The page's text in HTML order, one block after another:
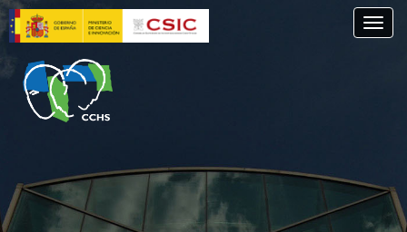
Pasar
al
contenido
principal